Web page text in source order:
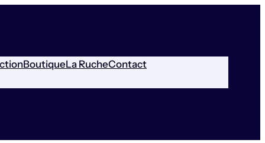
BoutiqueLa RucheContact